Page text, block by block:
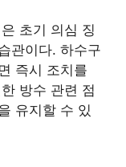
초기 의심 징
관이다. 하수구
즉시 조치를
방수 관련 점
유지할 수 있